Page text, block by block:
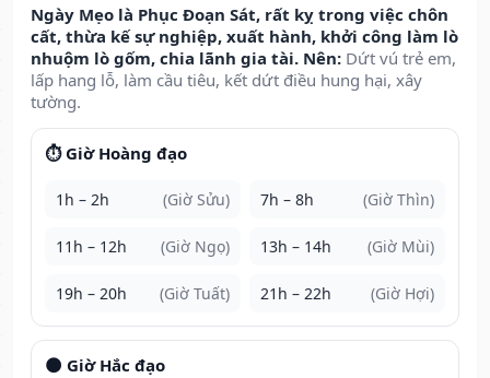
Ngày Mẹo là Phục Đoạn Sát, rất kỵ trong việc chôn
cất, thừa kế sự nghiệp, xuất hành, khởi công làm lò
nhuộm lò gốm, chia lãnh gia tài. Nên: Dứt vú trẻ em,
lấp hang lỗ, làm cầu tiêu, kết dứt điều hung hại, xây
tường.
⏱️ Giờ Hoàng đạo
1h – 2h (Giờ Sửu) 7h – 8h (Giờ Thìn)
11h – 12h (Giờ Ngọ) 13h – 14h (Giờ Mùi)
19h – 20h (Giờ Tuất) 21h – 22h (Giờ Hợi)
🌑 Giờ Hắc đạo